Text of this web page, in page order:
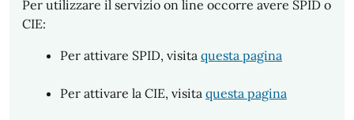
Per utilizzare il servizio on line occorre avere SPID o
CIE:
Per attivare SPID, visita questa pagina
Per attivare la CIE, visita questa pagina